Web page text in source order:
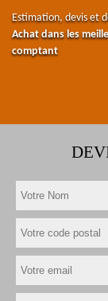
Estimation, devis et
Achat dans les
comptant